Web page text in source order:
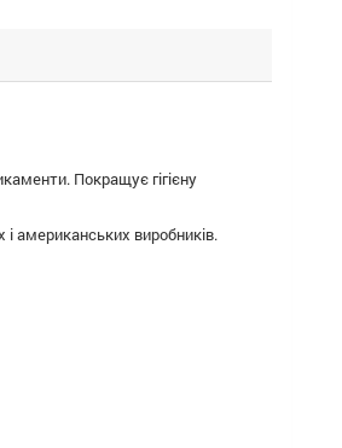
Покращує гігієну
американських виробників.